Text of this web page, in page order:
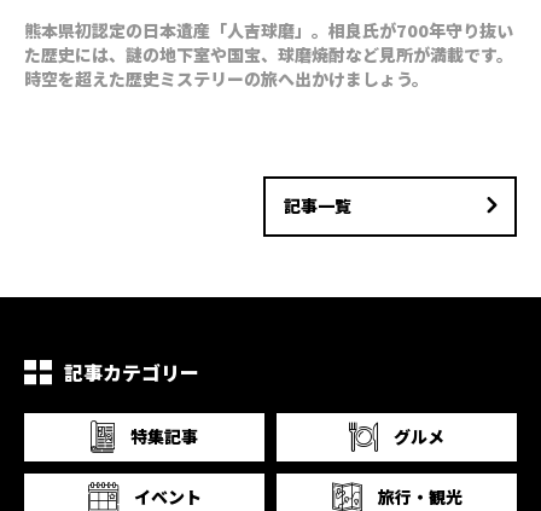
熊本県初認定の日本遺産「人吉球磨」。相良氏が700年守り抜い
た歴史には、謎の地下室や国宝、球磨焼酎など見所が満載です。
時空を超えた歴史ミステリーの旅へ出かけましょう。
記事一覧
記事カテゴリー
特集記事 グルメ
イベント 旅行・観光